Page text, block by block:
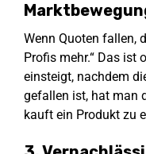
Wenn Quoten fallen,
Profis mehr.“ Das ist
einsteigt, nachdem
gefallen ist, hat man
kauft ein Produkt zu